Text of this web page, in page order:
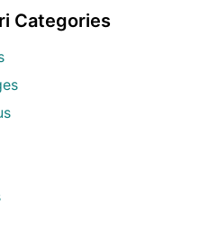
Categories